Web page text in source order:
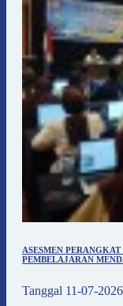
ASESMEN
PEMBELAJARAN
Tanggal 11-07-